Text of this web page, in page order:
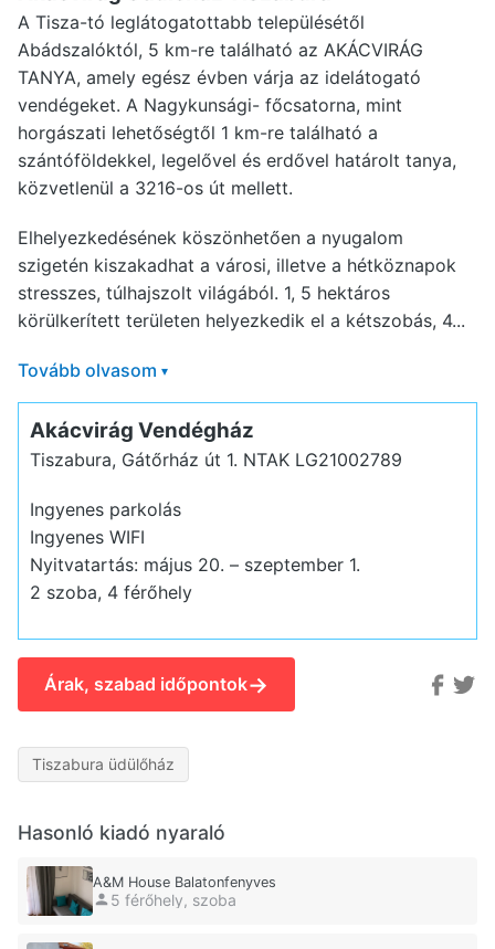
A Tisza-tó leglátogatottabb településétől
Abádszalóktól, 5 km-re található az AKÁCVIRÁG
TANYA, amely egész évben várja az idelátogató
vendégeket. A Nagykunsági- főcsatorna, mint
horgászati lehetőségtől 1 km-re található a
szántóföldekkel, legelővel és erdővel határolt tanya,
közvetlenül a 3216-os út mellett.
Elhelyezkedésének köszönhetően a nyugalom
szigetén kiszakadhat a városi, illetve a hétköznapok
stresszes, túlhajszolt világából. 1, 5 hektáros
körülkerített területen helyezkedik el a kétszobás, 4...
Tovább olvasom ▾
Akácvirág Vendégház
Tiszabura, Gátőrház út 1. NTAK LG21002789
Ingyenes parkolás
Ingyenes WIFI
Nyitvatartás: május 20. – szeptember 1.
2 szoba, 4 férőhely
Árak, szabad időpontok→
Tiszabura üdülőház
Hasonló kiadó nyaraló
A&M House Balatonfenyves
5 férőhely, szoba